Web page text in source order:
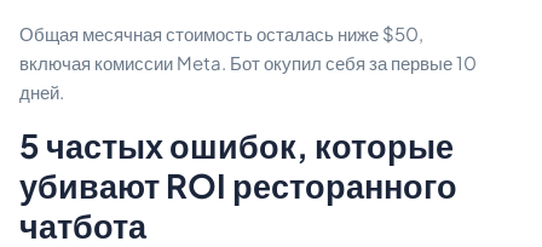
Общая месячная стоимость осталась ниже $50,
включая комиссии Meta. Бот окупил себя за первые 10
дней.
5 частых ошибок, которые
убивают ROI ресторанного
чатбота